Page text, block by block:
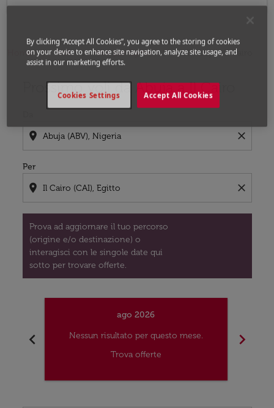
Home Voli Voli per Egitto Voli Abuja - Il Cairo
Prossimo voli da Abuja a Il Cairo
location_on close
Per
location_on close
Prova ad aggiornare il tuo percorso
(origine e/o destinazione) o
interagisci con le singole date qui
sotto per trovare offerte.
Prova ad aggiornare il tuo percorso (origine e/o
chevron_left
ago 2026
Nessun risultato per questo mese.
Trova offerte
chevron_right
By clicking “Accept All Cookies”, you agree to the storing of cookies
on your device to enhance site navigation, analyze site usage, and
assist in our marketing efforts.
Accept All Cookies
Cookies Settings